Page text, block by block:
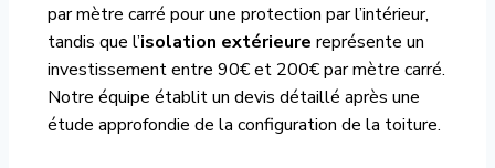
par mètre carré pour une protection par l’intérieur,
tandis que l’isolation extérieure représente un
investissement entre 90€ et 200€ par mètre carré.
Notre équipe établit un devis détaillé après une
étude approfondie de la configuration de la toiture.